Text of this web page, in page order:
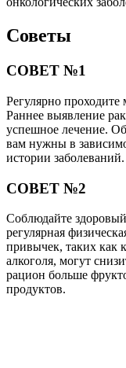
Советы
СОВЕТ №1
Регулярно
Раннее выявление
успешное лечение.
вам нужны в
истории заболеваний.
СОВЕТ №2
Соблюдайте
регулярная
привычек, таких как
алкоголя, могут
рацион больше
продуктов.